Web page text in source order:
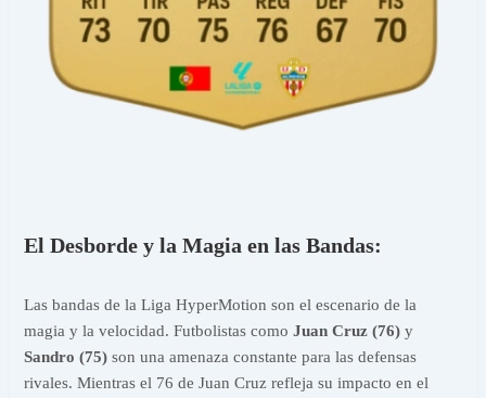
El Desborde y la Magia en las Bandas:
Las bandas de la Liga HyperMotion son el escenario de la
magia y la velocidad. Futbolistas comoJuan Cruz (76) y
Sandro (75) son una amenaza constante para las defensas
rivales. Mientras el 76 de Juan Cruz refleja su impacto en el